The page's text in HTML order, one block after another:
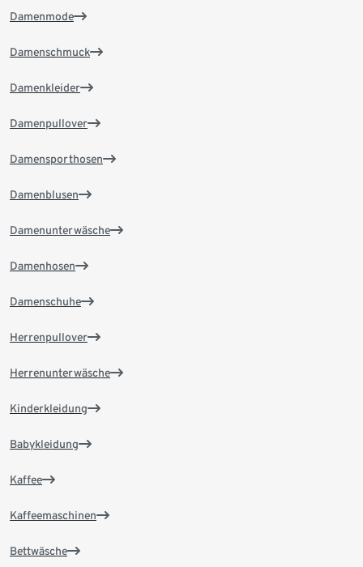
Damenmode
Damenschmuck
Damenkleider
Damenpullover
Damensporthosen
Damenblusen
Damenunterwäsche
Damenhosen
Damenschuhe
Herrenpullover
Herrenunterwäsche
Kinderkleidung
Babykleidung
Kaffee
Kaffeemaschinen
Bettwäsche